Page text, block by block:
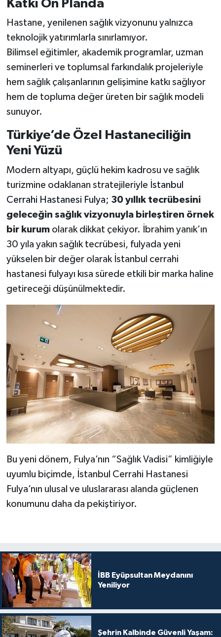
Katkı Ön Planda
Hastane, yenilenen sağlık vizyonunu yalnızca
teknolojik yatırımlarla sınırlamıyor.
Bilimsel eğitimler, akademik programlar, uzman
seminerleri ve toplumsal farkındalık projeleriyle
hem sağlık çalışanlarının gelişimine katkı sağlıyor
hem de topluma değer üreten bir sağlık modeli
sunuyor.
Türkiye’de Özel Hastaneciliğin
Yeni Yüzü
Modern altyapı, güçlü hekim kadrosu ve sağlık
turizmine odaklanan stratejileriyle İ stanbul
Cerrahi Hastanesi Fulya; 30 yıllık tecrübesini
geleceğin sağlık vizyonuyla birleştiren örnek
bir kurumolarak dikkat çekiyor. İbrahim yanık’ın
30 yıla yakın sağlık tecrübesi, fulyada yeni
yükselen bir değer olarak İstanbul cerrahi
hastanesi fulyayı kısa sürede etkili bir marka haline
getireceği düşünülmektedir.
Bu yeni dönem, Fulya’nın “Sağlık Vadisi” kimliğiyle
uyumlu biçimde, İstanbul Cerrahi Hastanesi
Fulya’nın ulusal ve uluslararası alanda güçlenen
konumunu daha da pekiştiriyor.
İBB Eyüpsultan Meydanını
Yeniliyor
Şehrin Kalbinde Güvenli Yaşam: